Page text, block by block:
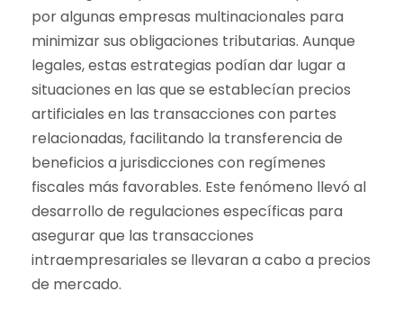
por algunas empresas multinacionales para
minimizar sus obligaciones tributarias. Aunque
legales, estas estrategias podían dar lugar a
situaciones en las que se establecían precios
artificiales en las transacciones con partes
relacionadas, facilitando la transferencia de
beneficios a jurisdicciones con regímenes
fiscales más favorables. Este fenómeno llevó al
desarrollo de regulaciones específicas para
asegurar que las transacciones
intraempresariales se llevaran a cabo a precios
de mercado.